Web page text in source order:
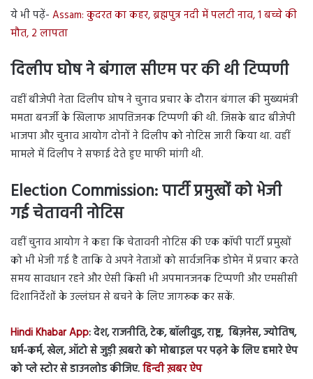
ये भी पढ़ें- Assam: कुदरत का कहर, ब्रह्मपुत्र नदी में पलटी नाव, 1 बच्चे की
मौत, 2 लापता
दिलीप घोष ने बंगाल सीएम पर की थी टिप्पणी
वहीं बीजेपी नेता दिलीप घोष ने चुनाव प्रचार के दौरान बंगाल की मुख्यमंत्री
ममता बनर्जी के खिलाफ आपत्तिजनक टिप्पणी की थी. जिसके बाद बीजेपी
भाजपा और चुनाव आयोग दोनों ने दिलीप को नोटिस जारी किया था. वहीं
मामले में दिलीप ने सफाई देते हुए माफी मांगी थी.
Election Commission:पार्टी प्रमुखों को भेजी
गई चेतावनी नोटिस
वहीं चुनाव आयोग ने कहा कि चेतावनी नोटिस की एक कॉपी पार्टी प्रमुखों
को भी भेजी गई है ताकि वे अपने नेताओं को सार्वजनिक डोमेन में प्रचार करते
समय सावधान रहने और ऐसी किसी भी अपमानजनक टिप्पणी और एमसीसी
दिशानिर्देशों के उल्लंघन से बचने के लिए जागरूक कर सकें.
Hindi Khabar App: देश, राजनीति, टेक, बॉलीवुड, राष्ट्र, बिज़नेस, ज्योतिष,
धर्म-कर्म, खेल, ऑटो से जुड़ी ख़बरो को मोबाइल पर पढ़ने के लिए हमारे ऐप
को प्ले स्टोर से डाउनलोड कीजिए.हिन्दी ख़बर ऐप